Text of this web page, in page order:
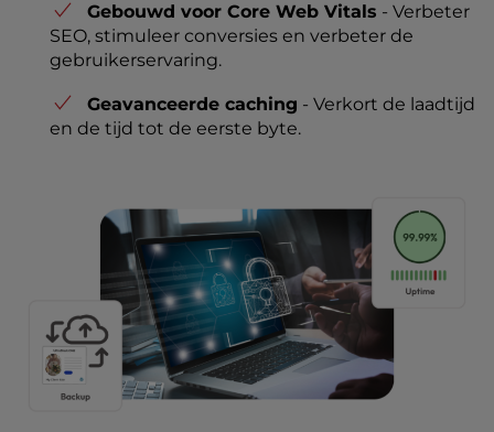
Gebouwd voor Core Web Vitals - Verbeter
SEO, stimuleer conversies en verbeter de
gebruikerservaring.
Geavanceerde caching - Verkort de laadtijd
en de tijd tot de eerste byte.